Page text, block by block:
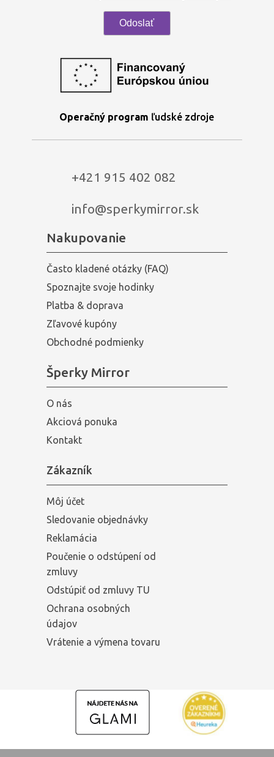
Operačný program ľudské zdroje
+421 915 402 082
info@sperkymirror.sk
Nakupovanie
Často kladené otázky (FAQ)
Spoznajte svoje hodinky
Platba & doprava
Zľavové kupóny
Obchodné podmienky
Šperky Mirror
O nás
Akciová ponuka
Kontakt
Zákazník
Môj účet
Sledovanie objednávky
Reklamácia
Poučenie o odstúpení od
zmluvy
Odstúpiť od zmluvy TU
Ochrana osobných
údajov
Vrátenie a výmena tovaru